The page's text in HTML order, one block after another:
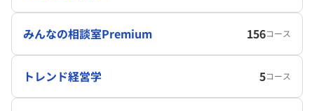
みんなの相談室Premium 156コース
トレンド経営学 5コース